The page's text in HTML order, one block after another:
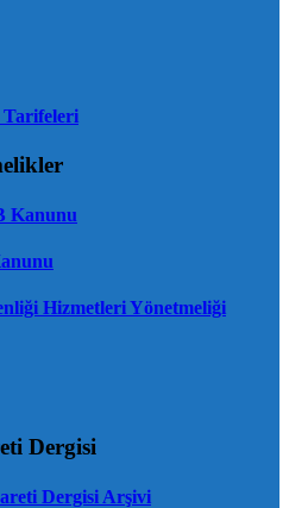
Tarifeleri
Kanunu
Hizmetleri Yönetmeliği
Dergisi
Dergisi Arşivi